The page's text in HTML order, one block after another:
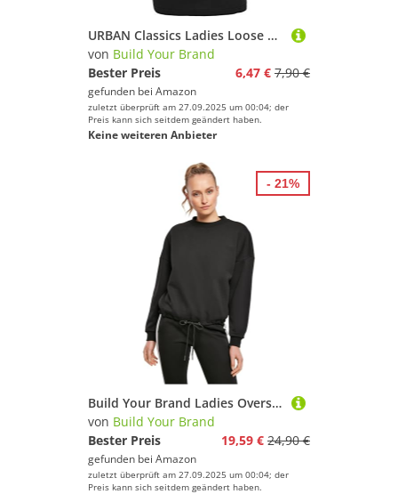
URBAN Classics Ladies Loose Tank BY020, Größe:XS;Farbe:Black
von Build Your Brand
Bester Preis
6,47 € 7,90 €
gefunden bei Amazon
zuletzt überprüft am 27.09.2025 um 00:04; der
Preis kann sich seitdem geändert haben.
Keine weiteren Anbieter
Build Your Brand Ladies Oversize Crewneck - Farbe: Black - Größe: XL
von Build Your Brand
Bester Preis
19,59 € 24,90 €
gefunden bei Amazon
zuletzt überprüft am 27.09.2025 um 00:04; der
Preis kann sich seitdem geändert haben.
- 21%